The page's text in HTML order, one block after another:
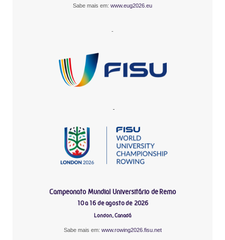
Sabe mais em: www.eug2026.eu
-
-
Campeonato Mundial Universitário de Remo
10 a 16 de agosto de 2026
London, Canadá
Sabe mais em: www.rowing2026.fisu.net